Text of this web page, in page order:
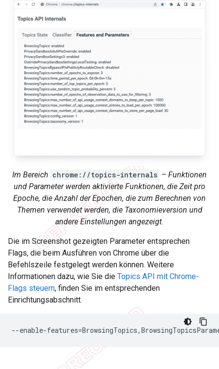
Im Bereich chrome://topics-internals – Funktionen
und Parameter werden aktivierte Funktionen, die Zeit pro
Epoche, die Anzahl der Epochen, die zum Berechnen von
Themen verwendet werden, die Taxonomieversion und
andere Einstellungen angezeigt.
Die im Screenshot gezeigten Parameter entsprechen
Flags, die beim Ausführen von Chrome über die
Befehlszeile festgelegt werden können. Weitere
Informationen dazu, wie Sie die Topics API mit Chrome-
Flags steuern, finden Sie im entsprechenden
Einrichtungsabschnitt.